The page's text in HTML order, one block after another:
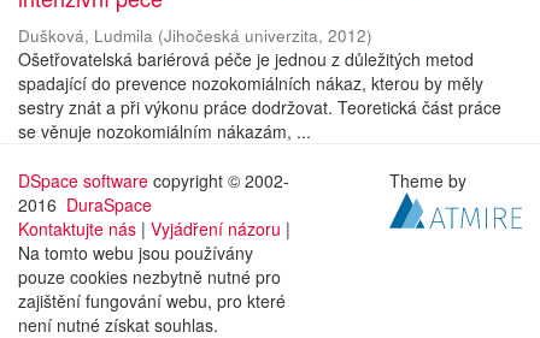
Dušková, Ludmila (Jihočeská univerzita, 2012)
Ošetřovatelská bariérová péče je jednou z důležitých metod
spadající do prevence nozokomiálních nákaz, kterou by měly
sestry znát a při výkonu práce dodržovat. Teoretická část práce
se věnuje nozokomiálním nákazám, ...
DSpace software copyright © 2002-
2016 DuraSpace
Kontaktujte nás | Vyjádření názoru |
Na tomto webu jsou používány
pouze cookies nezbytně nutné pro
zajištění fungování webu, pro které
není nutné získat souhlas.
Theme by